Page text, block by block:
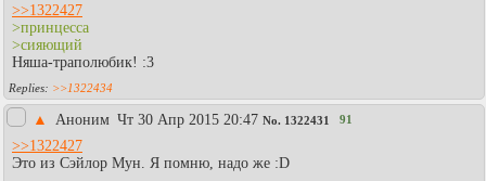
>>1322427
>принцесса
>сияющий
Няша-траполюбик! :3
>>1322434
▲ Аноним Чт 30 Апр 2015 20:47 No. 1322431 91
>>1322427
Это из Сэйлор Мун. Я помню, надо же :D